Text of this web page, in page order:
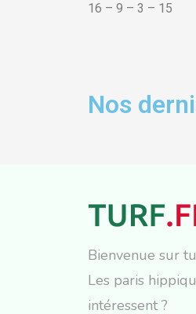
16 – 9 – 3 – 15
Nos
Bienvenue sur
Les paris
intéressent ?